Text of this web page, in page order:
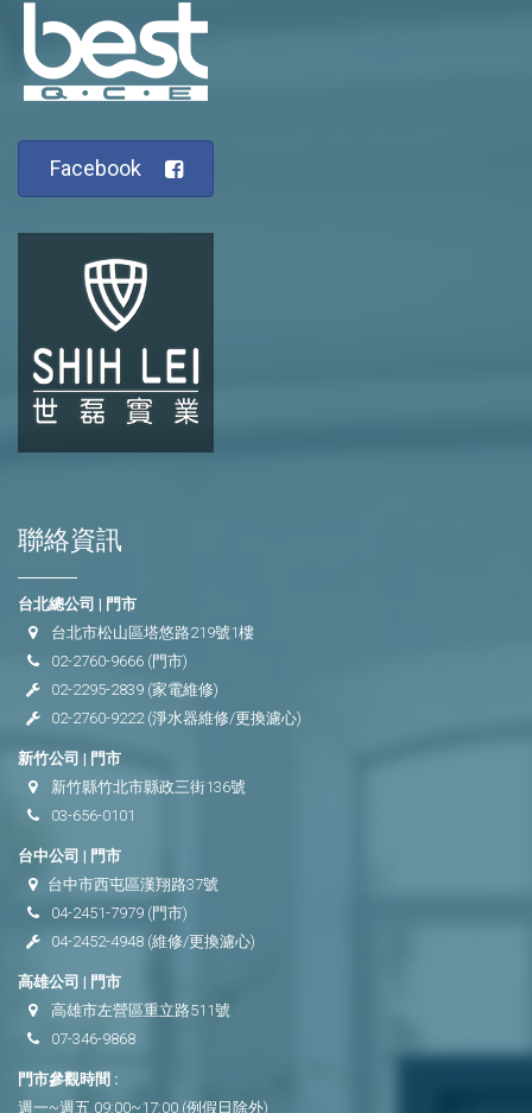
Facebook
聯絡資訊
台北總公司 | 門市
台北市松山區塔悠路219號1樓
02-2760-9666 (門市)
02-2295-2839 (家電維修)
02-2760-9222(淨水器維修/更換濾心)
新竹公司 | 門市
新竹縣竹北市縣政三街136號
03-656-0101
台中公司 | 門市
台中市西屯區漢翔路37號
04-2451-7979 (門市)
04-2452-4948 (維修/更換濾心)
高雄公司 | 門市
高雄市左營區重立路511號
07-346-9868
門市參觀時間 :
週一~週五 09:00~17:00 (例假日除外)